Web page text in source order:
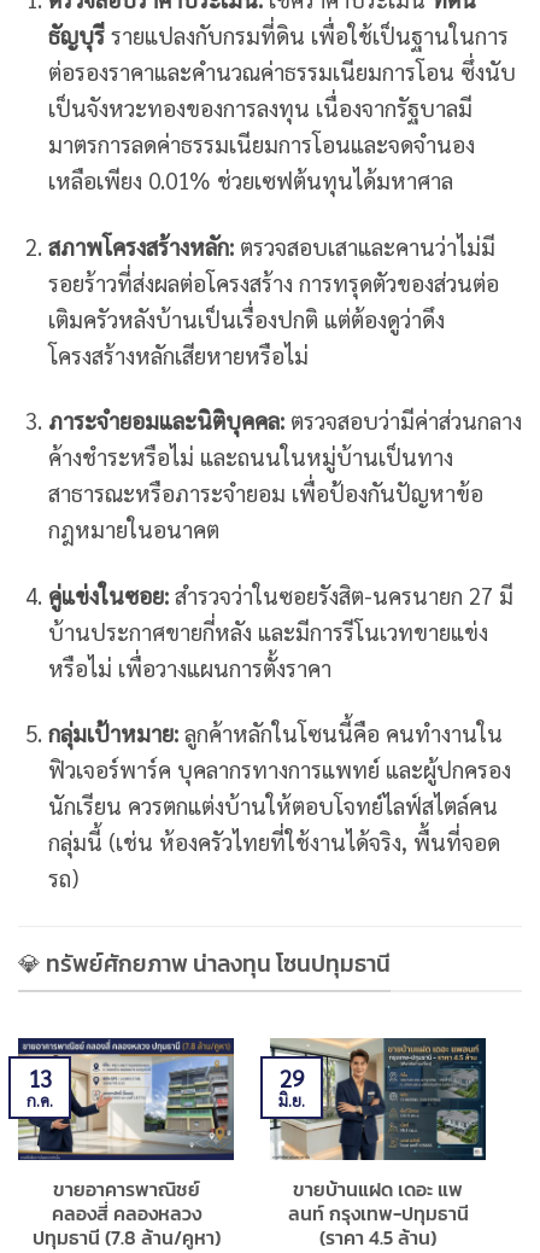
ธัญบุรีรายแปลงกับกรมที่ดิน เพื่อใช้เป็นฐานในการ
ต่อรองราคาและคำนวณค่าธรรมเนียมการโอน ซึ่งนับ
เป็นจังหวะทองของการลงทุน เนื่องจากรัฐบาลมี
มาตรการลดค่าธรรมเนียมการโอนและจดจำนอง
เหลือเพียง 0.01% ช่วยเซฟต้นทุนได้มหาศาล
สภาพโครงสร้างหลัก:ตรวจสอบเสาและคานว่าไม่มี
รอยร้าวที่ส่งผลต่อโครงสร้าง การทรุดตัวของส่วนต่อ
เติมครัวหลังบ้านเป็นเรื่องปกติ แต่ต้องดูว่าดึง
โครงสร้างหลักเสียหายหรือไม่
ภาระจำยอมและนิติบุคคล:ตรวจสอบว่ามีค่าส่วนกลาง
ค้างชำระหรือไม่ และถนนในหมู่บ้านเป็นทาง
สาธารณะหรือภาระจำยอม เพื่อป้องกันปัญหาข้อ
กฎหมายในอนาคต
คู่แข่งในซอย:สำรวจว่าในซอยรังสิต-นครนายก 27 มี
บ้านประกาศขายกี่หลัง และมีการรีโนเวทขายแข่ง
หรือไม่ เพื่อวางแผนการตั้งราคา
กลุ่มเป้าหมาย:ลูกค้าหลักในโซนนี้คือ คนทำงานใน
ฟิวเจอร์พาร์ค บุคลากรทางการแพทย์ และผู้ปกครอง
นักเรียน ควรตกแต่งบ้านให้ตอบโจทย์ไลฟ์สไตล์คน
กลุ่มนี้ (เช่น ห้องครัวไทยที่ใช้งานได้จริง, พื้นที่จอด
รถ)
💎 ทรัพย์ศักยภาพ น่าลงทุน โซนปทุมธานี
ขายอาคารพาณิชย์
คลองสี่ คลองหลวง
ปทุมธานี (7.8 ล้าน/คูหา)
13
ก.ค.
ขายบ้านแฝด เดอะ แพ
ลนท์ กรุงเทพ-ปทุมธานี
(ราคา 4.5 ล้าน)
29
มิ.ย.